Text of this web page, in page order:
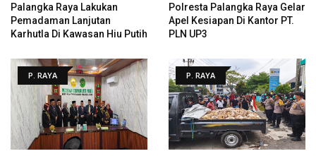
Palangka Raya Lakukan
Pemadaman Lanjutan
Karhutla Di Kawasan Hiu Putih
Polresta Palangka Raya Gelar
Apel Kesiapan Di Kantor PT.
PLN UP3
P. RAYA P. RAYA